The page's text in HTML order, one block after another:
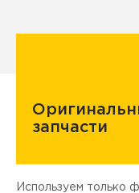
запчасти
Используем только